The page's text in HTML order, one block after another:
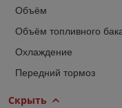
Объём
Объём топливного
Охлаждение
Передний тормоз
Скрыть